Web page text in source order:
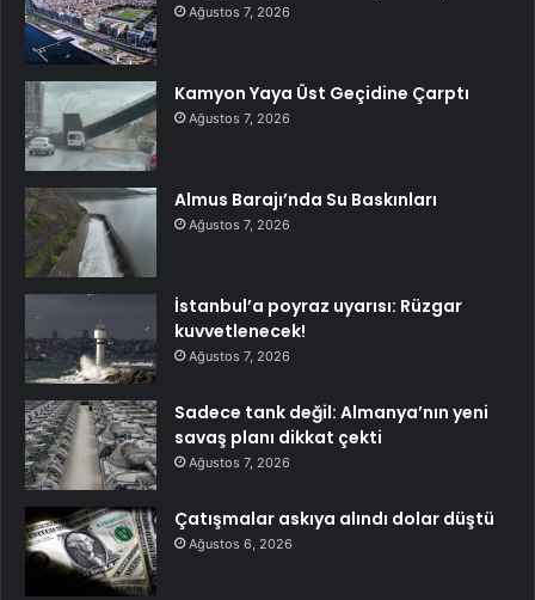
Ağustos 7, 2026
Kamyon Yaya Üst Geçidine Çarptı
Ağustos 7, 2026
Almus Barajı’nda Su Baskınları
Ağustos 7, 2026
İstanbul’a poyraz uyarısı: Rüzgar
kuvvetlenecek!
Ağustos 7, 2026
Sadece tank değil: Almanya’nın yeni
savaş planı dikkat çekti
Ağustos 7, 2026
Çatışmalar askıya alındı dolar düştü
Ağustos 6, 2026